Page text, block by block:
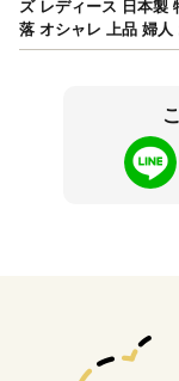
ズ レディース 日本製
落 オシャレ 上品 婦